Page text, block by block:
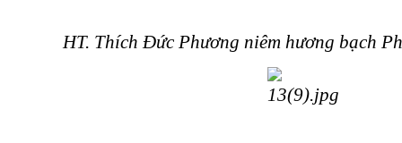
HT. Thích Đức Phương niêm hương bạch